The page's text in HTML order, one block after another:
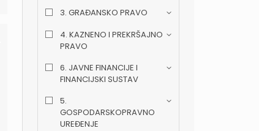
3. GRAĐANSKO PRAVO
4. KAZNENO I PREKRŠAJNO
PRAVO
6. JAVNE FINANCIJE I
FINANCIJSKI SUSTAV
5.
GOSPODARSKOPRAVNO
UREĐENJE